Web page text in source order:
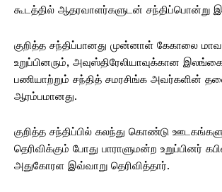
கூடத்தில் ஆதரவாளர்களுடன் சந்திப்பொன்று
குறித்த சந்திப்பானது முன்னாள் கேகாலை
உறுப்பினரும், அவுஸ்திரேலியாவுக்கான
பணியாற்றும் சந்தித் சமரசிங்க அவர்களின்
ஆரம்பமானது.
குறித்த சந்திப்பில் கலந்து கொண்டு
தெரிவிக்கும் போது பாராளுமன்ற உறுப்பினர்
அதுகோரள இவ்வாறு தெரிவித்தார்.